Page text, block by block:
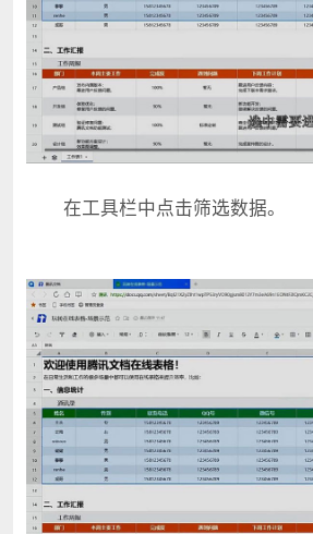
在工具栏中点击筛选数据。